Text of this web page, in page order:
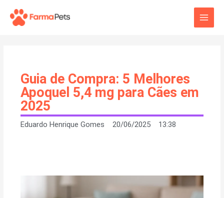
para
Main
Guia de Compra: 5 Melhores
Apoquel 5,4 mg para Cães em
2025
Eduardo Henrique Gomes 20/06/2025 13:38